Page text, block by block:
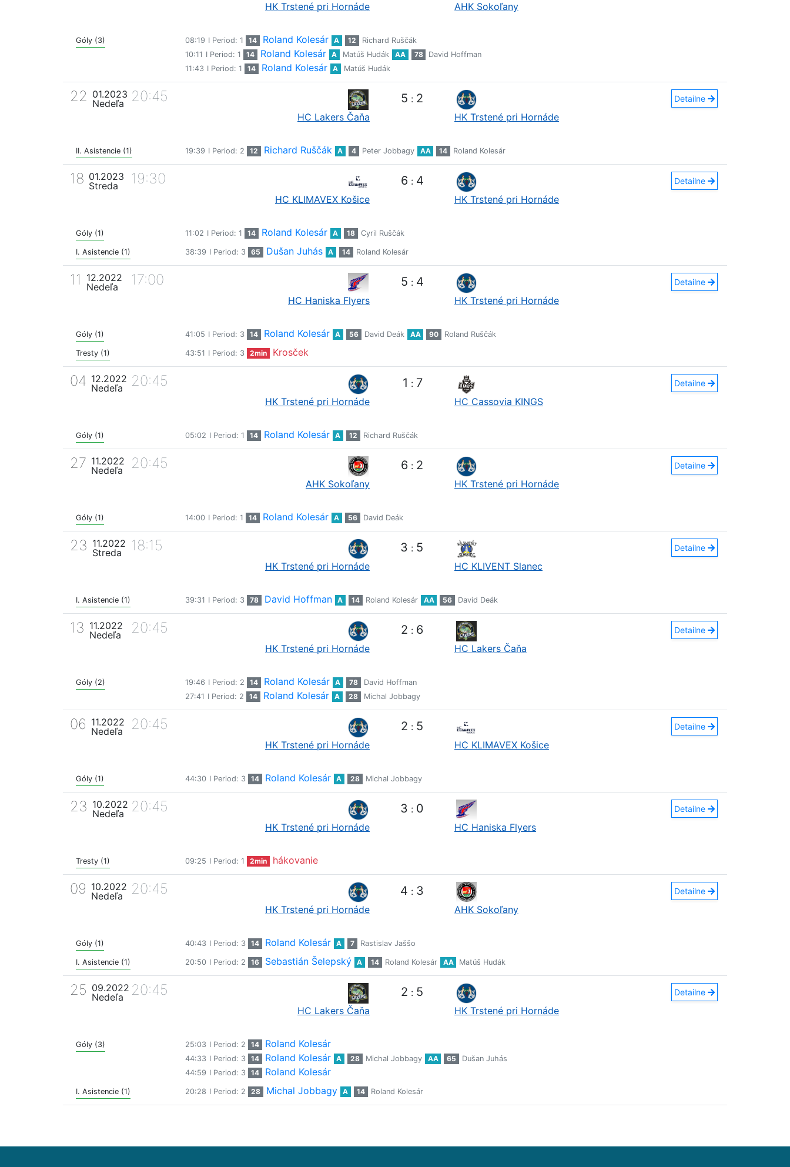
HK Trstené pri Hornáde AHK Sokoľany
Góly (3) 08:19 I Period: 1 14 Roland Kolesár A 12
Richard Ruščák
10:11 I Period: 1 14 Roland Kolesár A Matúš Hudák AA 78
David Hoffman
11:43 I Period: 1 14 Roland Kolesár A Matúš Hudák
22 01.2023
Nedeľa
20:45
HC Lakers Čaňa
5 : 2
HK Trstené pri Hornáde
Detailne
II. Asistencie (1) 19:39 I Period: 2 12 Richard Ruščák A 4 Peter Jobbagy AA 14 Roland Kolesár
18 01.2023
Streda
19:30
HC KLIMAVEX Košice
6 : 4
HK Trstené pri Hornáde
Detailne
Góly (1) 11:02 I Period: 1 14 Roland Kolesár A 18 Cyril Ruščák
I. Asistencie (1) 38:39 I Period: 3 65 Dušan Juhás A 14 Roland Kolesár
11
12.2022
Nedeľa
17:00
HC Haniska Flyers
5 : 4
HK Trstené pri Hornáde
Detailne
Góly (1) 41:05 I Period: 3 14 Roland Kolesár A 56 David Deák AA 90 Roland Ruščák
Tresty (1) 43:51 I Period: 3 2min Krosček
04 12.2022
Nedeľa
20:45
HK Trstené pri Hornáde
1 : 7
HC Cassovia KINGS
Detailne
Góly (1) 05:02 I Period: 1 14 Roland Kolesár A 12 Richard Ruščák
27 11.2022
Nedeľa
20:45
AHK Sokoľany
6 : 2
HK Trstené pri Hornáde
Detailne
Góly (1) 14:00 I Period: 1 14 Roland Kolesár A 56 David Deák
23 11.2022
Streda
18:15
HK Trstené pri Hornáde
3 : 5
HC KLIVENT Slanec
Detailne
I. Asistencie (1) 39:31 I Period: 3 78 David Hoffman A 14 Roland Kolesár AA 56 David Deák
13 11.2022
Nedeľa
20:45
HK Trstené pri Hornáde
2 : 6
HC Lakers Čaňa
Detailne
Góly (2) 19:46 I Period: 2 14 Roland Kolesár A 78
David Hoffman
27:41 I Period: 2 14 Roland Kolesár A 28 Michal Jobbagy
06 11.2022
Nedeľa
20:45
HK Trstené pri Hornáde
2 : 5
HC KLIMAVEX Košice
Detailne
Góly (1) 44:30 I Period: 3 14 Roland Kolesár A 28 Michal Jobbagy
23 10.2022
Nedeľa
20:45
HK Trstené pri Hornáde
3 : 0
HC Haniska Flyers
Detailne
Tresty (1) 09:25 I Period: 1 2min hákovanie
09 10.2022
Nedeľa
20:45
HK Trstené pri Hornáde
4 : 3
AHK Sokoľany
Detailne
Góly (1) 40:43 I Period: 3 14 Roland Kolesár A 7 Rastislav Jaššo
I. Asistencie (1) 20:50 I Period: 2 16 Sebastián Šelepský A 14 Roland Kolesár AA Matúš Hudák
25 09.2022
Nedeľa
20:45
HC Lakers Čaňa
2 : 5
HK Trstené pri Hornáde
Detailne
Góly (3) 25:03 I Period: 2 14 Roland Kolesár
44:33 I Period: 3 14 Roland Kolesár A 28 Michal Jobbagy AA 65
Dušan Juhás
44:59 I Period: 3 14 Roland Kolesár
I. Asistencie (1) 20:28 I Period: 2 28 Michal Jobbagy A 14 Roland Kolesár